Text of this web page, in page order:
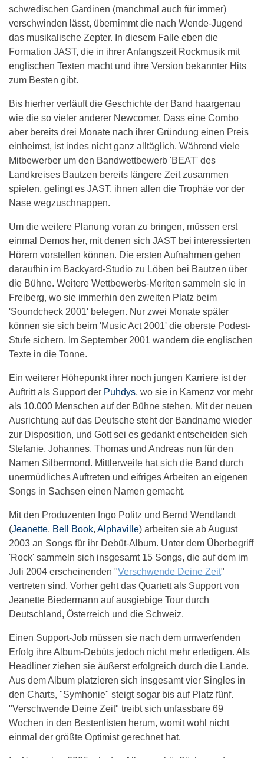
schwedischen Gardinen (manchmal auch für immer)
verschwinden lässt, übernimmt die nach Wende-Jugend
das musikalische Zepter. In diesem Falle eben die
Formation JAST, die in ihrer Anfangszeit Rockmusik mit
englischen Texten macht und ihre Version bekannter Hits
zum Besten gibt.
Bis hierher verläuft die Geschichte der Band haargenau
wie die so vieler anderer Newcomer. Dass eine Combo
aber bereits drei Monate nach ihrer Gründung einen Preis
einheimst, ist indes nicht ganz alltäglich. Während viele
Mitbewerber um den Bandwettbewerb 'BEAT' des
Landkreises Bautzen bereits längere Zeit zusammen
spielen, gelingt es JAST, ihnen allen die Trophäe vor der
Nase wegzuschnappen.
Um die weitere Planung voran zu bringen, müssen erst
einmal Demos her, mit denen sich JAST bei interessierten
Hörern vorstellen können. Die ersten Aufnahmen gehen
daraufhin im Backyard-Studio zu Löben bei Bautzen über
die Bühne. Weitere Wettbewerbs-Meriten sammeln sie in
Freiberg, wo sie immerhin den zweiten Platz beim
'Soundcheck 2001' belegen. Nur zwei Monate später
können sie sich beim 'Music Act 2001' die oberste Podest-
Stufe sichern. Im September 2001 wandern die englischen
Texte in die Tonne.
Ein weiterer Höhepunkt ihrer noch jungen Karriere ist der
Auftritt als Support der Puhdys, wo sie in Kamenz vor mehr
als 10.000 Menschen auf der Bühne stehen. Mit der neuen
Ausrichtung auf das Deutsche steht der Bandname wieder
zur Disposition, und Gott sei es gedankt entscheiden sich
Stefanie, Johannes, Thomas und Andreas nun für den
Namen Silbermond. Mittlerweile hat sich die Band durch
unermüdliches Auftreten und eifriges Arbeiten an eigenen
Songs in Sachsen einen Namen gemacht.
Mit den Produzenten Ingo Politz und Bernd Wendlandt
(Jeanette, Bell Book, Alphaville) arbeiten sie ab August
2003 an Songs für ihr Debüt-Album. Unter dem Überbegriff
'Rock' sammeln sich insgesamt 15 Songs, die auf dem im
Juli 2004 erscheinenden "Verschwende Deine Zeit"
vertreten sind. Vorher geht das Quartett als Support von
Jeanette Biedermann auf ausgiebige Tour durch
Deutschland, Österreich und die Schweiz.
Einen Support-Job müssen sie nach dem umwerfenden
Erfolg ihre Album-Debüts jedoch nicht mehr erledigen. Als
Headliner ziehen sie äußerst erfolgreich durch die Lande.
Aus dem Album platzieren sich insgesamt vier Singles in
den Charts, "Symhonie" steigt sogar bis auf Platz fünf.
"Verschwende Deine Zeit" treibt sich unfassbare 69
Wochen in den Bestenlisten herum, womit wohl nicht
einmal der größte Optimist gerechnet hat.